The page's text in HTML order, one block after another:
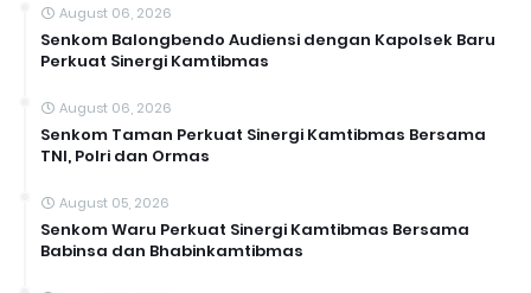
August 06, 2026
Senkom Balongbendo Audiensi dengan Kapolsek Baru
Perkuat Sinergi Kamtibmas
August 06, 2026
Senkom Taman Perkuat Sinergi Kamtibmas Bersama
TNI, Polri dan Ormas
August 05, 2026
Senkom Waru Perkuat Sinergi Kamtibmas Bersama
Babinsa dan Bhabinkamtibmas